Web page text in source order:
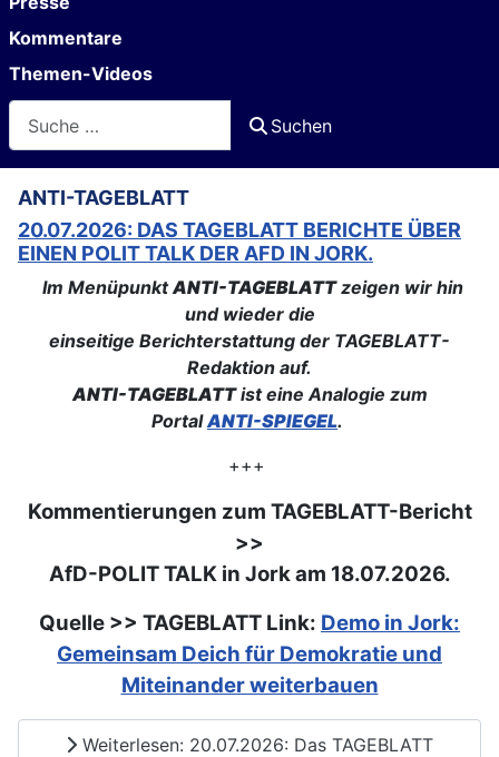
Kommentare
Themen-Videos
Suchen
ANTI-TAGEBLATT
20.07.2026: DAS TAGEBLATT BERICHTE ÜBER
EINEN POLIT TALK DER AFD IN JORK.
Im MenüpunktANTI-TAGEBLATTzeigen wir hin
und wieder die
einseitige Berichterstattung der TAGEBLATT-
Redaktion auf.
ANTI-TAGEBLATTist eine Analogie zum
PortalANTI-SPIEGEL.
+++
Kommentierungen zum TAGEBLATT-Bericht
>>
AfD-POLIT TALK in Jork am 18.07.2026.
Quelle >> TAGEBLATT Link: Demo in Jork:
Gemeinsam Deich für Demokratie und
Miteinander weiterbauen
Weiterlesen: 20.07.2026: Das TAGEBLATT